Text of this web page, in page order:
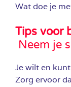
Wat doe je
Tips voor
Neem je
Je wilt en
Zorg ervoor